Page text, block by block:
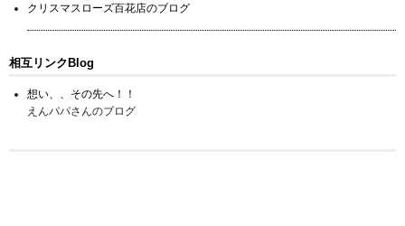
クリスマスローズ百花店のブログ
相互リンクBlog
想い、、その先へ！！
えんパパさんのブログ